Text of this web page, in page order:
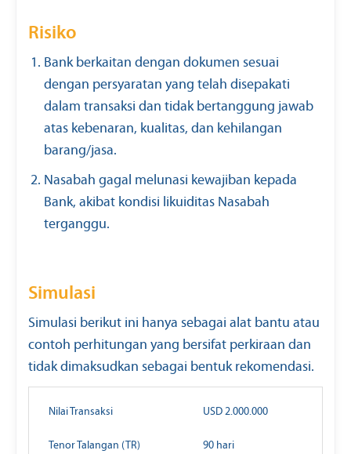
Risiko
Bank berkaitan dengan dokumen sesuai
dengan persyaratan yang telah disepakati
dalam transaksi dan tidak bertanggung jawab
atas kebenaran, kualitas, dan kehilangan
barang/jasa.
Nasabah gagal melunasi kewajiban kepada
Bank, akibat kondisi likuiditas Nasabah
terganggu.
Simulasi
Simulasi berikut ini hanya sebagai alat bantu atau
contoh perhitungan yang bersifat perkiraan dan
tidak dimaksudkan sebagai bentuk rekomendasi.
Nilai Transaksi USD 2.000.000
Tenor Talangan (TR) 90 hari